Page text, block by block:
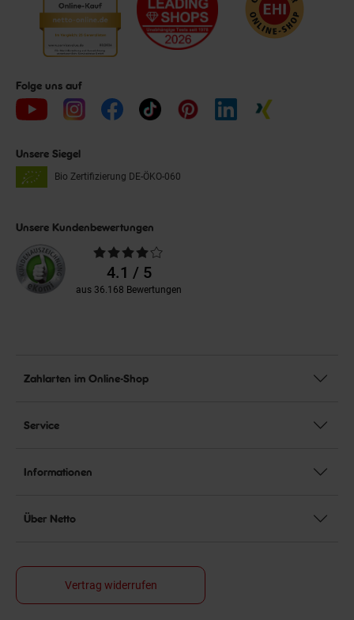
Folge uns auf
Unsere Siegel
Bio Zertifizierung DE-ÖKO-060
Unsere Kundenbewertungen
Durchschnittliche
Bewertungen4.1 / 5
aus 36.168 Bewertungen
Zahlarten im Online-Shop
Service
Informationen
Über Netto
Vertrag widerrufen